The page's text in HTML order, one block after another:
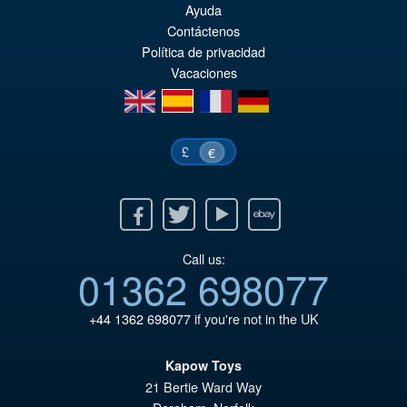
PRE ORDENA
Ayuda
Contáctenos
Política de privacidad
Vacaciones
en
es fr de
£ €
Twitter Youtube Ebay
Call us:
01362 698077
+44 1362 698077if you're not in the UK
Kapow Toys
21 Bertie Ward Way